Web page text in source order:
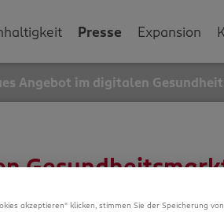
Presse Expansion
Angebot im digitalen
akzeptieren“ klicken, stimmen Sie der Speicherung